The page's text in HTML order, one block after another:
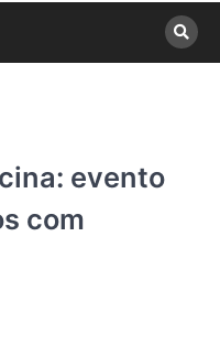
evento
com